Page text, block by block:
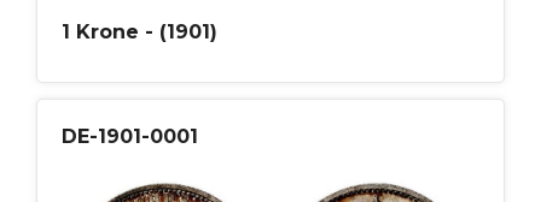
1 Krone - (1901)
DE-1901-0001